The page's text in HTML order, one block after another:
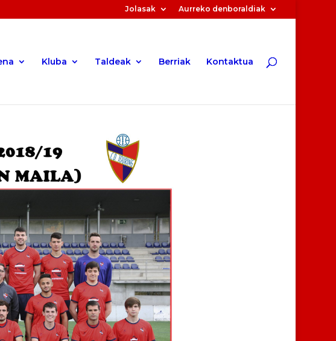
Jolasak Aurreko denboraldiak
Kluba Taldeak Berriak Kontaktua